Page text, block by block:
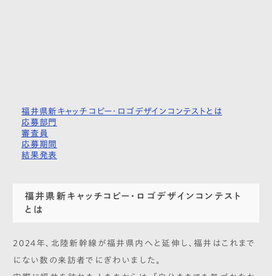
福井県新キャッチコピー・ロゴデザインコンテストとは
応募部門
審査員
応募期間
結果発表
福井県新キャッチコピー・ロゴデザインコンテスト
とは
2024年、北陸新幹線が福井県内へと延伸し、福井はこれまで
にない数の来訪者でにぎわいました。